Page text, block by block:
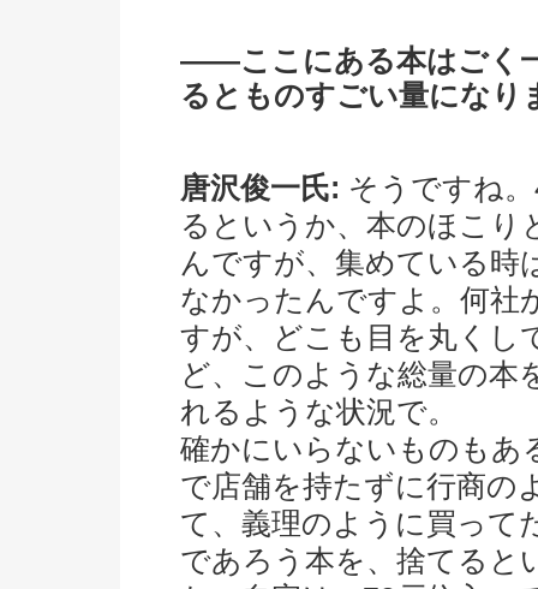
――ここにある本はごく
るとものすごい量になり
唐沢俊一氏: そうですね
るというか、本のほこり
んですが、集めている時
なかったんですよ。何社
すが、どこも目を丸くし
ど、このような総量の本
れるような状況で。
確かにいらないものもあ
で店舗を持たずに行商の
て、義理のように買って
であろう本を、捨てると